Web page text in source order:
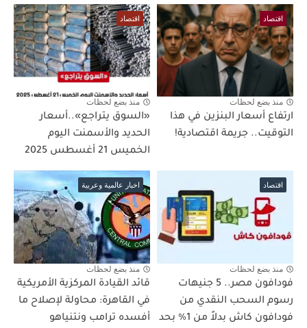
اقتصاد
منذ بضع لحظات
ارتفاع أسعار البنزين في هذا
التوقيت.. جريمة اقتصادية!
اقتصاد
منذ بضع لحظات
«السوق يتراجع»..أسعار
الحديد والأسمنت اليوم
الخميس 21 أغسطس 2025
اقتصاد
منذ بضع لحظات
فودافون مصر.. 5 جنيهات
رسوم السحب النقدي من
فودافون كاش بدلاً من 1% بحد
اخبار عالمية وعربية
منذ بضع لحظات
قائد القيادة المركزية الأمريكية
في القاهرة: محاولة لإصلاح ما
أفسده ترامب ونتنياهو